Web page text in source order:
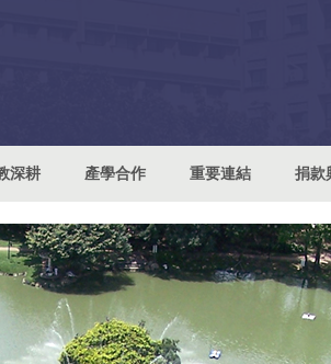
深耕 產學合作 重要連結 捐款